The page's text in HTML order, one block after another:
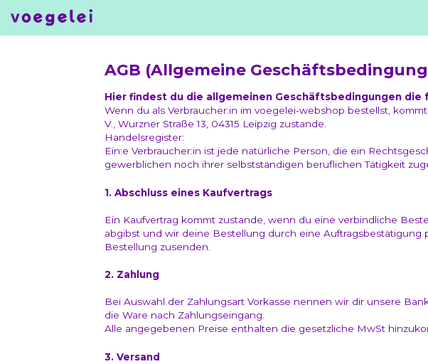
AGB (Allgemeine
Hier findest du die allgemeinen Geschäftsbedingungen
Wenn du als Verbraucher:in im voegelei-webshop bestellst,
V., Wurzner Straße 13, 04315 Leipzig zustande.
Handelsregister:
Ein:e Verbraucher:in ist jede natürliche Person, die ein
gewerblichen noch ihrer selbstständigen beruflichen Tätigkeit
1. Abschluss eines Kaufvertrags
Ein Kaufvertrag kommt zustande, wenn du eine verbindliche
abgibst und wir deine Bestellung durch eine Auftragsbestätigung
Bestellung zusenden.
2. Zahlung
Bei Auswahl der Zahlungsart Vorkasse nennen wir dir unsere
die Ware nach Zahlungseingang.
Alle angegebenen Preise enthalten die gesetzliche MwSt
3. Versand